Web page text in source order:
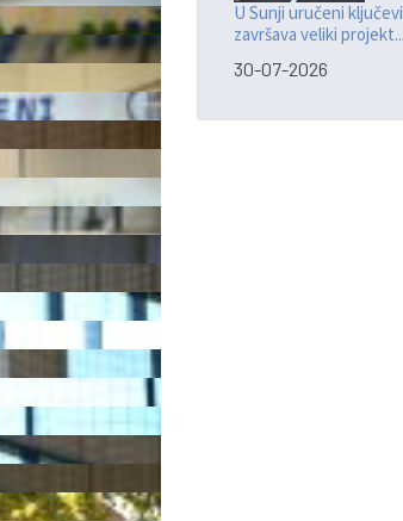
U Sunji uručeni
završava veliki projekt...
30-07-2026